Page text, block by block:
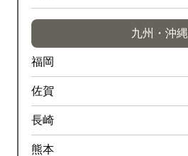
九州・沖縄
福岡
佐賀
長崎
熊本